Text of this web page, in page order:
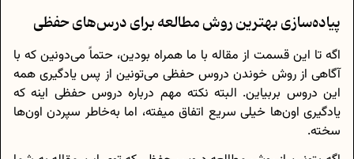
پیاده‌سازی بهترین روش مطالعه برای درس‌های حفظی
اگه تا این قسمت از مقاله با ما همراه بودین، حتماً می‌دونین که با
آگاهی از روش خوندن دروس حفظی می‌تونین از پس یادگیری همه
این دروس بربیاین. البته نکته مهم درباره دروس حفظی اینه که
یادگیری اون‌ها خیلی سریع اتفاق میفته، اما به‌خاطر سپردن اون‌ها
سخته.